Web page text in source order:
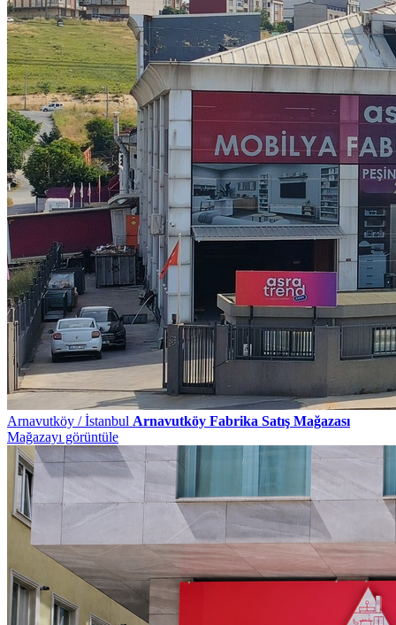
Arnavutköy / İstanbul Arnavutköy Fabrika Satış Mağazası
Mağazayı görüntüle